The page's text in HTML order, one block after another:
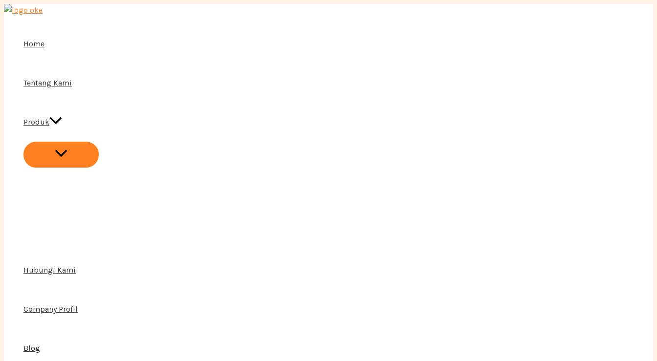
Lewati
Home
Tentang Kami
Produk
Menu
Hubungi Kami
Company Profil
Blog